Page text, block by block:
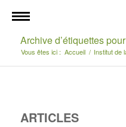
Archive d’étiquettes
Vous êtes ici : Accueil / Institut de
ARTICLES